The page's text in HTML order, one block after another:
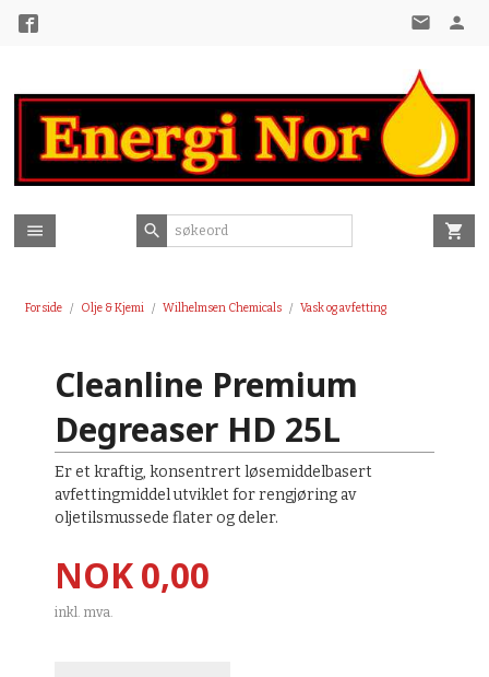
Forside Olje & Kjemi Wilhelmsen Chemicals Vask og avfetting
Cleanline Premium
Degreaser HD 25L
Er et kraftig, konsentrert løsemiddelbasert
avfettingmiddel utviklet for rengjøring av
oljetilsmussede flater og deler.
Pris
NOK0,00
inkl. mva.